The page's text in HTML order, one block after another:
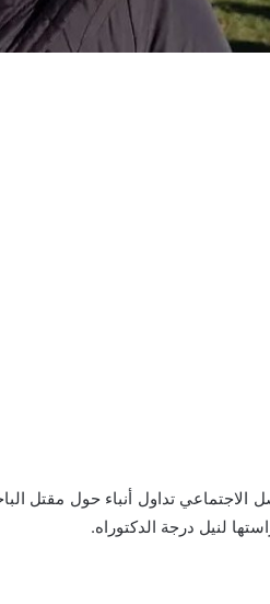
الاجتماعي تداول أنباء حول مقتل
لنيل درجة الدكتوراه.